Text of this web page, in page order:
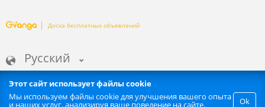
Этот сайт использует файлы cookie
Ok
Мы используем файлы cookie для улучшения вашего опыта
и наших услуг, анализируя ваше поведение на сайте.
Доска бесплатных объявлений
Русский